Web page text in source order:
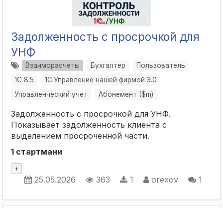
Задолженность с просрочкой для
УНФ
Взаиморасчеты Бухгалтер
Пользователь
1С 8.5
1С:Управление нашей фирмой 3.0
Управленческий учет
Абонемент ($m)
Задолженность с просрочкой для УНФ.
Показывает задолженность клиента с
выделением просроченной части.
1 стартмани
+
25.05.2026 363 1 orexov 1